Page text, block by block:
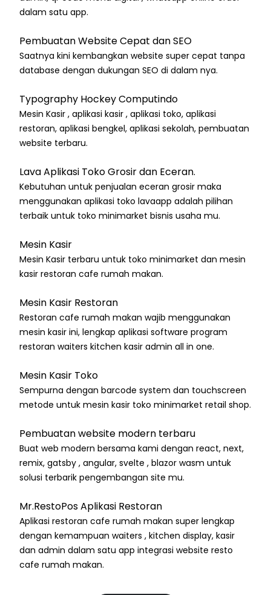
dalam satu app.
Pembuatan Website Cepat dan SEO
Saatnya kini kembangkan website super cepat tanpa
database dengan dukungan SEO di dalam nya.
Typography Hockey Computindo
Mesin Kasir , aplikasi kasir , aplikasi toko, aplikasi
restoran, aplikasi bengkel, aplikasi sekolah, pembuatan
website terbaru.
Lava Aplikasi Toko Grosir dan Eceran.
Kebutuhan untuk penjualan eceran grosir maka
menggunakan aplikasi toko lavaapp adalah pilihan
terbaik untuk toko minimarket bisnis usaha mu.
Mesin Kasir
Mesin Kasir terbaru untuk toko minimarket dan mesin
kasir restoran cafe rumah makan.
Mesin Kasir Restoran
Restoran cafe rumah makan wajib menggunakan
mesin kasir ini, lengkap aplikasi software program
restoran waiters kitchen kasir admin all in one.
Mesin Kasir Toko
Sempurna dengan barcode system dan touchscreen
metode untuk mesin kasir toko minimarket retail shop.
Pembuatan website modern terbaru
Buat web modern bersama kami dengan react, next,
remix, gatsby , angular, svelte , blazor wasm untuk
solusi terbarik pengembangan site mu.
Mr.RestoPos Aplikasi Restoran
Aplikasi restoran cafe rumah makan super lengkap
dengan kemampuan waiters , kitchen display, kasir
dan admin dalam satu app integrasi website resto
cafe rumah makan.